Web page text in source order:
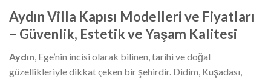
Aydın Villa Kapısı Modelleri ve Fiyatları
– Güvenlik, Estetik ve Yaşam Kalitesi
Aydın , Ege’nin incisi olarak bilinen, tarihi ve doğal
güzellikleriyle dikkat çeken bir şehirdir. Didim, Kuşadası,